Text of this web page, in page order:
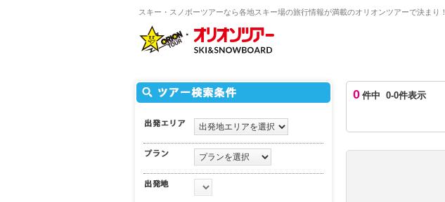
スキー・スノボーツアーなら各地スキー場の旅行情報が満載のオリオンツアーで決まり！
0 件中 0-0件表示